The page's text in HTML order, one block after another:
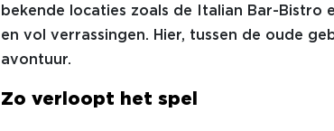
bekende locaties zoals de Italian Bar-Bistro
en vol verrassingen. Hier, tussen de oude
avontuur.
Zo verloopt het spel